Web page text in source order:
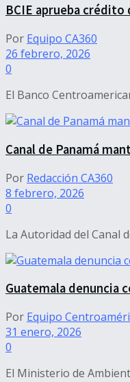
BCIE aprueba
Por Equipo CA360
26 febrero, 2026
0
El Banco
Canal de Panamá
Por Redacción CA360
8 febrero, 2026
0
La Autoridad del Canal
Guatemala denuncia
Por Equipo
31 enero, 2026
0
El Ministerio de